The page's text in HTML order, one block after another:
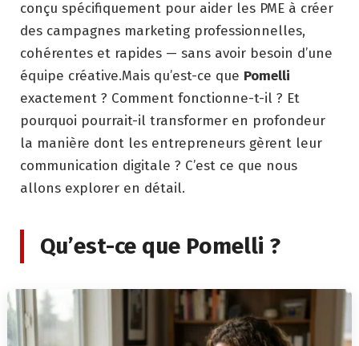
conçu spécifiquement pour aider les PME à créer
des campagnes marketing professionnelles,
cohérentes et rapides — sans avoir besoin d’une
équipe créative.Mais qu’est-ce que Pomelli
exactement ? Comment fonctionne-t-il ? Et
pourquoi pourrait-il transformer en profondeur
la manière dont les entrepreneurs gèrent leur
communication digitale ? C’est ce que nous
allons explorer en détail.
Qu’est-ce que Pomelli ?